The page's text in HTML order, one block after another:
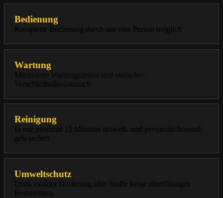
Bedienung
Komplette Bedienung durch nur eine Person möglich
Wartung
Minimierte Wartungszeiten und einfacher
Verschleißteileaustausch
Reinigung
In nur maximal 15 Minuten umwelt- und personalschonend
gewaschen
Umweltschutz
Dank exakter Dosierung aller Stoffe keine überflüssigen
Restmengen